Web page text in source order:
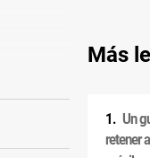
Más
Un
retener